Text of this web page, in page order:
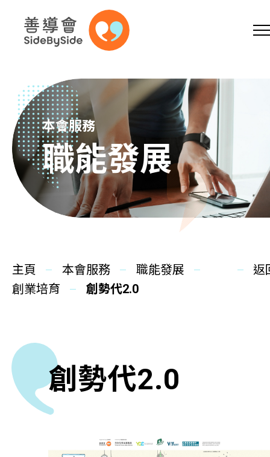
跳到內容（按回車鍵）
A EN 简
主頁
更生同行
社區教育
多元共融
本會服務
職能發展
主頁 本會服務
職能發展
創業培育
創勢代2.0
返
創勢代2.0